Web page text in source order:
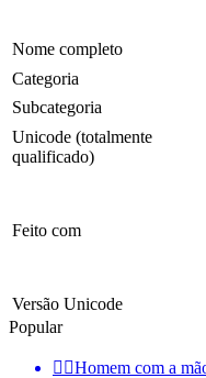
Nome completo
Categoria
Subcategoria
Unicode (totalmente
qualificado)
Feito com
Versão Unicode
Popular
🤦‍♂️Homem com a